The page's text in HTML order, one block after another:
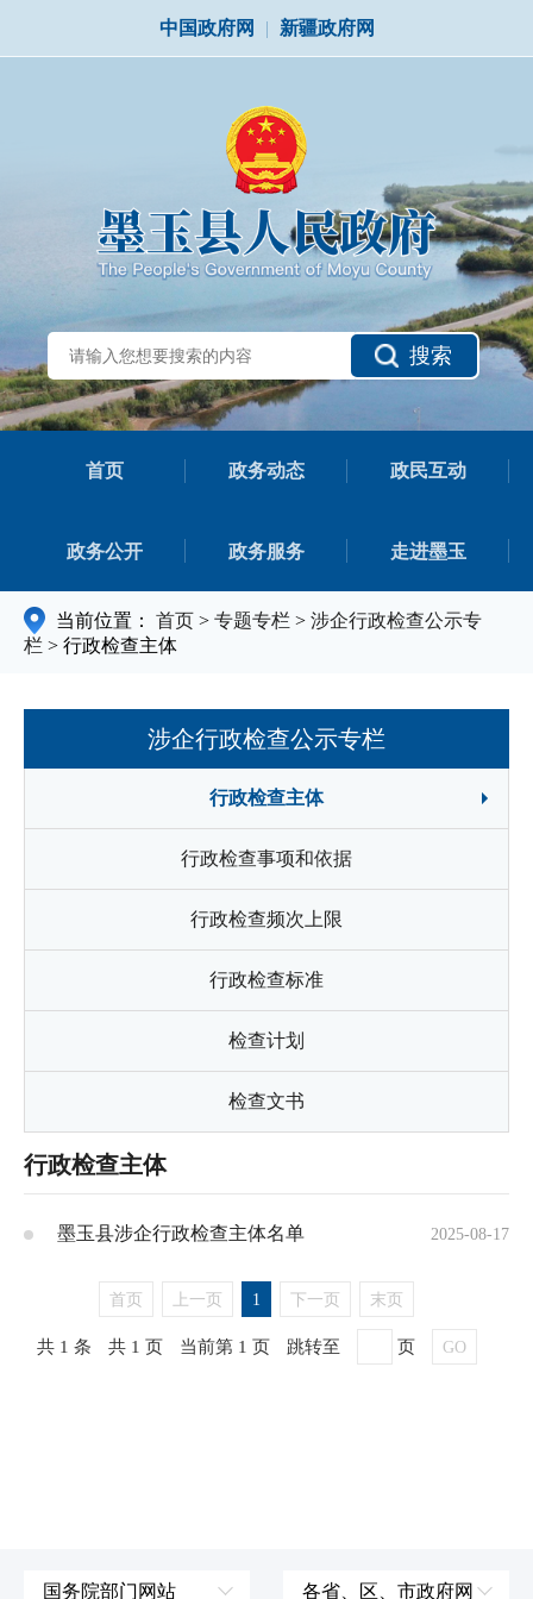
中国政府网 | 新疆政府网
搜索
首页 政务动态 政民互动
政务公开 政务服务 走进墨玉
当前位置： 首页 > 专题专栏 > 涉企行政检查公示专
栏 > 行政检查主体
涉企行政检查公示专栏
行政检查主体
行政检查事项和依据
行政检查频次上限
行政检查标准
检查计划
检查文书
行政检查主体
2025-08-17
墨玉县涉企行政检查主体名单
首页 上一页 1 下一页 末页
共 1 条 共 1 页 当前第 1 页 跳转至 页 GO
国务院部门网站 各省、区、市政府网